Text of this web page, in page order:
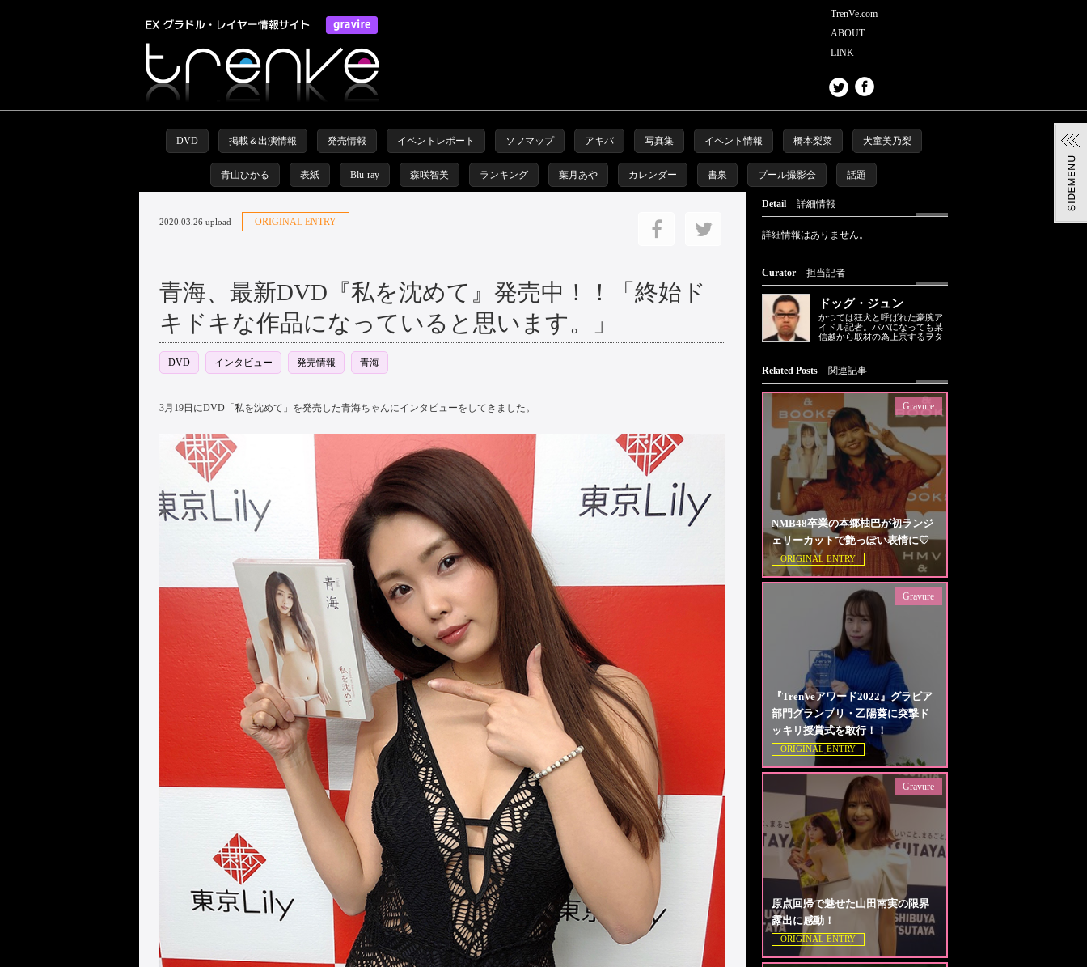
TrenVe.com
ABOUT
LINK
DVD 掲載＆出演情報 発売情報 イベントレポート ソフマップ アキバ 写真集 イベント情報 橋本梨菜 犬童美乃梨
青山ひかる 表紙 Blu-ray 森咲智美 ランキング 葉月あや カレンダー 書泉 プール撮影会 話題
2020.03.26 upload ORIGINAL ENTRY
青海、最新DVD『私を沈めて』発売中！！「終始ド
キドキな作品になっていると思います。」
DVD インタビュー 発売情報 青海
3月19日にDVD「私を沈めて」を発売した青海ちゃんにインタビューをしてきました。
Detail 詳細情報
詳細情報はありません。
Curator 担当記者
ドッグ・ジュン
かつては狂犬と呼ばれた豪腕ア
イドル記者。パパになっても某
信越から取材の為上京するヲタ
Related Posts 関連記事
NMB48卒業の本郷柚巴が初ランジ
ェリーカットで艶っぽい表情に♡
ORIGINAL ENTRY
Gravure
『TrenVeアワード2022』グラビア
部門グランプリ・乙陽葵に突撃ド
ッキリ授賞式を敢行！！
ORIGINAL ENTRY
Gravure
原点回帰で魅せた山田南実の限界
露出に感動！
ORIGINAL ENTRY
Gravure